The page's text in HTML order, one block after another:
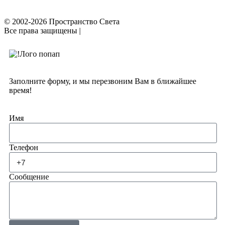
© 2002-2026 Пространство Света
Все права защищены |
Заполните форму, и мы перезвоним Вам в ближайшее
время!
Имя
Телефон
Сообщение